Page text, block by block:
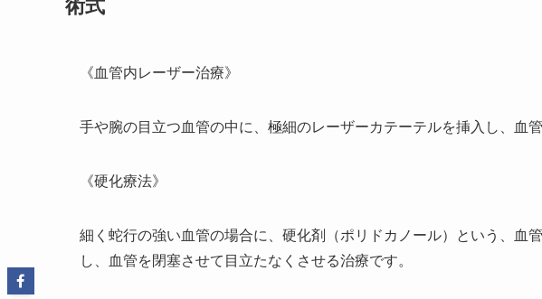
術式
《血管内レーザー治療》
手や腕の目立つ血管の中に、極細のレーザーカテーテルを挿入し、血
《硬化療法》
細く蛇行の強い血管の場合に、硬化剤（ポリドカノール）という、血
し、血管を閉塞させて目立たなくさせる治療です。